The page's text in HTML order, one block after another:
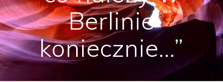
Berlinie
koniecznie…”